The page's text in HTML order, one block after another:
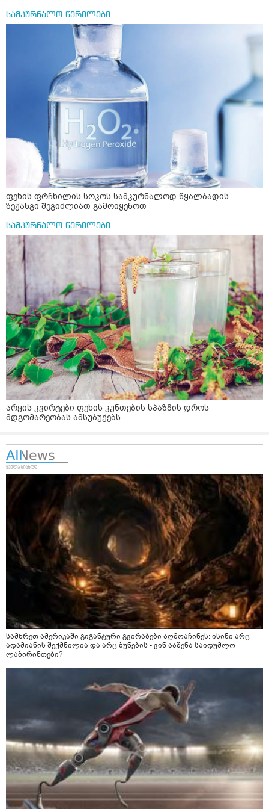
სამკურნალო წერილები
ფეხის ფრჩხილის სოკოს სამკურნალოდ წყალბადის
ზეჟანგი შეგიძლიათ გამოიყენოთ
სამკურნალო წერილები
არყის კვირტები ფეხის კუნთების სპაზმის დროს
მდგომარეობას ამსუბუქებს
სამხრეთ ამერიკაში გიგანტური გვირაბები აღმოაჩინეს: ისინი არც
ადამიანის შექმნილია და არც ბუნების - ვინ ააშენა საიდუმლო
ლაბირინთები?